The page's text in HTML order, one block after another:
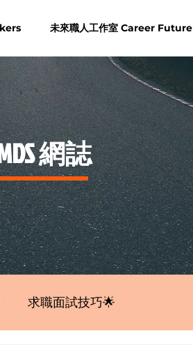
未來職人工作室 Career Future
網誌
求職面試技巧🌟